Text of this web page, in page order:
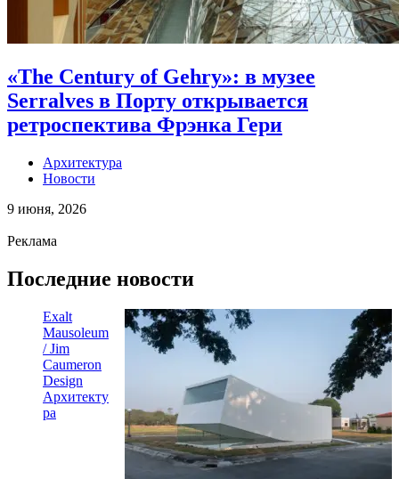
«The Century of Gehry»: в музее
Serralves в Порту открывается
ретроспектива Фрэнка Гери
Архитектура
Новости
9 июня, 2026
Реклама
Последние новости
Exalt
Mausoleum
/ Jim
Caumeron
Design
Архитекту
ра